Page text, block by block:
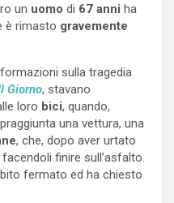
un uomo di 67 anni ha
è rimasto gravemente
sulla tragedia
Giorno, stavano
loro bici, quando,
una vettura, una
, che, dopo aver urtato
finire sull’asfalto.
fermato ed ha chiesto